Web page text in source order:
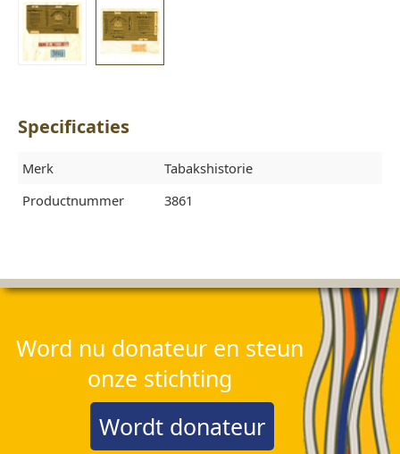
Specificaties
Merk
Tabakshistorie
Productnummer
3861
Word nu donateur en steun
onze stichting
Wordt donateur